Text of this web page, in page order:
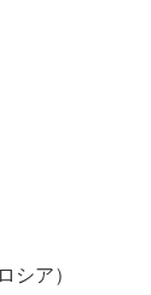
シア）